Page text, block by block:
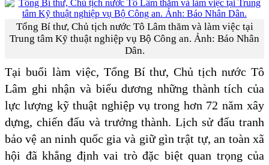
Tổng Bí thư, Chủ tịch nước Tô Lâm thăm và làm việc tại
Trung tâm Kỹ thuật nghiệp vụ Bộ Công an. Ảnh: Báo Nhân
Dân.
Tại buổi làm việc, Tổng Bí thư, Chủ tịch nước Tô
Lâm ghi nhận và biểu dương những thành tích của
lực lượng kỹ thuật nghiệp vụ trong hơn 72 năm xây
dựng, chiến đấu và trưởng thành. Lịch sử đấu tranh
bảo vệ an ninh quốc gia và giữ gìn trật tự, an toàn xã
hội đã khẳng định vai trò đặc biệt quan trọng của